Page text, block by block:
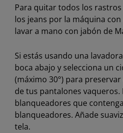
Para quitar todos los
los jeans por la máquina
lavar a mano con jabón de
Si estás usando una
boca abajo y selecciona un
(máximo 30°) para
de tus pantalones
blanqueadores que
blanqueadores. Añade
tela.